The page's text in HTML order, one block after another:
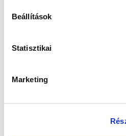
Beállítások
Statisztikai
Marketing
ÉLETKÉPES-
embriók fejlődését, ezek az
embriológus figyeli a